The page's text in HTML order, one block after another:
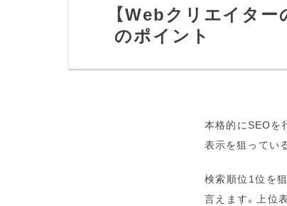
【Webクリエイタ
のポイント
本格的にSEOを
表示を狙ってい
検索順位1位を
言えます。上位